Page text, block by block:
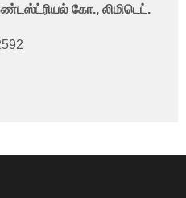
கோ., லிமிடெட்.